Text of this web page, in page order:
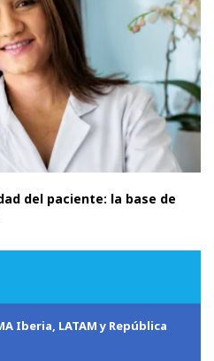
del paciente: la base de
Iberia, LATAM y República